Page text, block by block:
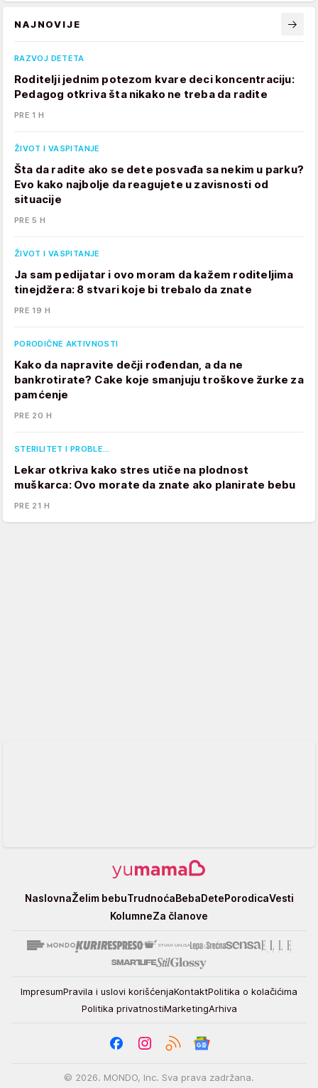
NAJNOVIJE
RAZVOJ DETETA
Roditelji jednim potezom kvare deci koncentraciju:
Pedagog otkriva šta nikako ne treba da radite
PRE 1 H
ŽIVOT I VASPITANJE
Šta da radite ako se dete posvađa sa nekim u parku?
Evo kako najbolje da reagujete u zavisnosti od
situacije
PRE 5 H
ŽIVOT I VASPITANJE
Ja sam pedijatar i ovo moram da kažem roditeljima
tinejdžera: 8 stvari koje bi trebalo da znate
PRE 19 H
PORODIČNE AKTIVNOSTI
Kako da napravite dečji rođendan, a da ne
bankrotirate? Cake koje smanjuju troškove žurke za
pamćenje
PRE 20 H
STERILITET I PROBLE…
Lekar otkriva kako stres utiče na plodnost
muškarca: Ovo morate da znate ako planirate bebu
PRE 21 H
Yumama
NaslovnaŽelim bebuTrudnoćaBebaDetePorodicaVesti
KolumneZa članove
ImpresumPravila i uslovi korišćenjaKontaktPolitika o kolačićima
Politika privatnostiMarketingArhiva
© 2026. MONDO, Inc. Sva prava zadržana.